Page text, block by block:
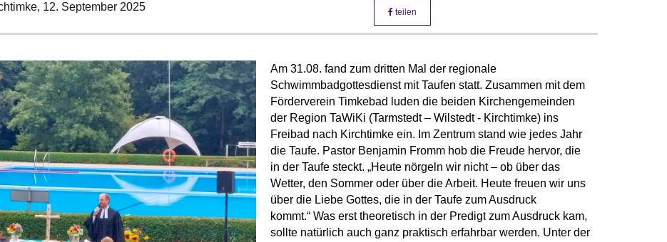
12. September 2025 teilen
Am 31.08. fand zum dritten Mal der regionale
Schwimmbadgottesdienst mit Taufen statt. Zusammen mit dem
Förderverein Timkebad luden die beiden Kirchengemeinden
der Region TaWiKi (Tarmstedt – Wilstedt - Kirchtimke) ins
Freibad nach Kirchtimke ein. Im Zentrum stand wie jedes Jahr
die Taufe. Pastor Benjamin Fromm hob die Freude hervor, die
in der Taufe steckt. „Heute nörgeln wir nicht – ob über das
Wetter, den Sommer oder über die Arbeit. Heute freuen wir uns
über die Liebe Gottes, die in der Taufe zum Ausdruck
kommt.“ Was erst theoretisch in der Predigt zum Ausdruck kam,
sollte natürlich auch ganz praktisch erfahrbar werden. Unter der